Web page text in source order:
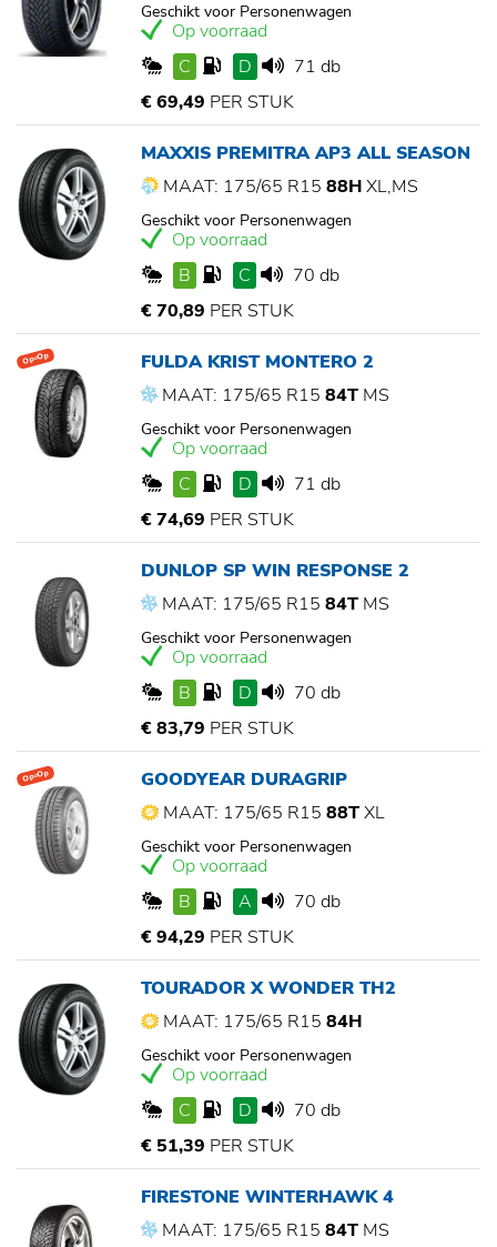
Geschikt voor Personenwagen
Op voorraad
C
D
71 db
€ 69,49 PER STUK
MAXXIS PREMITRA AP3 ALL SEASON
MAAT: 175/65 R15 88HXL,MS
Geschikt voor Personenwagen
Op voorraad
B
C
70 db
€ 70,89 PER STUK
Op=Op
FULDA KRIST MONTERO 2
MAAT: 175/65 R15 84T MS
Geschikt voor Personenwagen
Op voorraad
C
D
71 db
€ 74,69 PER STUK
DUNLOP SP WIN RESPONSE 2
MAAT: 175/65 R15 84T MS
Geschikt voor Personenwagen
Op voorraad
B
D
70 db
€ 83,79 PER STUK
Op=Op
GOODYEAR DURAGRIP
MAAT: 175/65 R15 88TXL
Geschikt voor Personenwagen
Op voorraad
B
A
70 db
€ 94,29 PER STUK
TOURADOR X WONDER TH2
MAAT: 175/65 R15 84H
Geschikt voor Personenwagen
Op voorraad
C
D
70 db
€ 51,39 PER STUK
FIRESTONE WINTERHAWK 4
MAAT: 175/65 R15 84T MS